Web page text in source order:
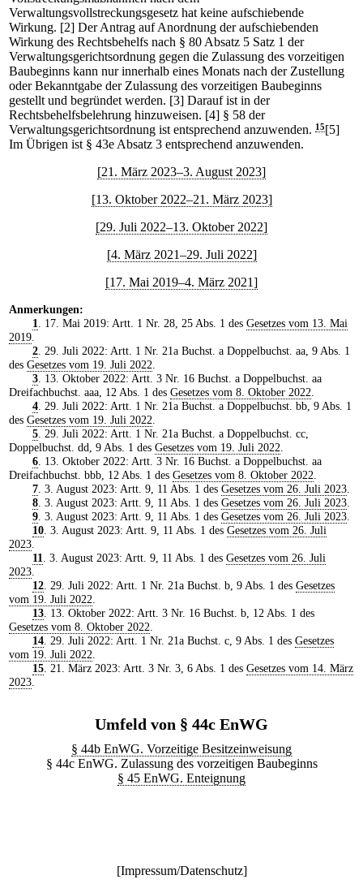
Verwaltungsvollstreckungsgesetz hat keine aufschiebende
Wirkung. [2] Der Antrag auf Anordnung der aufschiebenden
Wirkung des Rechtsbehelfs nach § 80 Absatz 5 Satz 1 der
Verwaltungsgerichtsordnung gegen die Zulassung des vorzeitigen
Baubeginns kann nur innerhalb eines Monats nach der Zustellung
oder Bekanntgabe der Zulassung des vorzeitigen Baubeginns
gestellt und begründet werden. [3] Darauf ist in der
Rechtsbehelfsbelehrung hinzuweisen. [4] § 58 der
Verwaltungsgerichtsordnung ist entsprechend anzuwenden. 15[5]
Im Übrigen ist § 43e Absatz 3 entsprechend anzuwenden.
[21. März 2023–3. August 2023]
[13. Oktober 2022–21. März 2023]
[29. Juli 2022–13. Oktober 2022]
[4. März 2021–29. Juli 2022]
[17. Mai 2019–4. März 2021]
Anmerkungen:
1
. 17. Mai 2019: Artt. 1 Nr. 28, 25 Abs. 1 des Gesetzes vom 13. Mai
2019
2. 29. Juli 2022: Artt. 1 Nr. 21a Buchst. a Doppelbuchst. aa, 9 Abs. 1
des Gesetzes vom 19. Juli 2022
3. 13. Oktober 2022: Artt. 3 Nr. 16 Buchst. a Doppelbuchst. aa
Dreifachbuchst. aaa, 12 Abs. 1 des Gesetzes vom 8. Oktober 2022
4. 29. Juli 2022: Artt. 1 Nr. 21a Buchst. a Doppelbuchst. bb, 9 Abs. 1
des Gesetzes vom 19. Juli 2022
5. 29. Juli 2022: Artt. 1 Nr. 21a Buchst. a Doppelbuchst. cc,
Doppelbuchst. dd, 9 Abs. 1 des Gesetzes vom 19. Juli 2022
6. 13. Oktober 2022: Artt. 3 Nr. 16 Buchst. a Doppelbuchst. aa
Dreifachbuchst. bbb, 12 Abs. 1 des Gesetzes vom 8. Oktober 2022
7. 3. August 2023: Artt. 9, 11 Abs. 1 des Gesetzes vom 26. Juli 2023.
8. 3. August 2023: Artt. 9, 11 Abs. 1 des Gesetzes vom 26. Juli 2023.
9. 3. August 2023: Artt. 9, 11 Abs. 1 des Gesetzes vom 26. Juli 2023.
10. 3. August 2023: Artt. 9, 11 Abs. 1 des Gesetzes vom 26. Juli
2023
11
. 3. August 2023: Artt. 9, 11 Abs. 1 des Gesetzes vom 26. Juli
2023
12. 29. Juli 2022: Artt. 1 Nr. 21a Buchst. b, 9 Abs. 1 des Gesetzes
vom 19. Juli 2022
13. 13. Oktober 2022: Artt. 3 Nr. 16 Buchst. b, 12 Abs. 1 des
Gesetzes vom 8. Oktober 2022
14. 29. Juli 2022: Artt. 1 Nr. 21a Buchst. c, 9 Abs. 1 des Gesetzes
vom 19. Juli 2022
15. 21. März 2023: Artt. 3 Nr. 3, 6 Abs. 1 des Gesetzes vom 14. März
2023
Umfeld von § 44c EnWG
§ 44b EnWG. Vorzeitige Besitzeinweisung
§ 44c EnWG. Zulassung des vorzeitigen Baubeginns
§ 45 EnWG. Enteignung
[Impressum/Datenschutz]